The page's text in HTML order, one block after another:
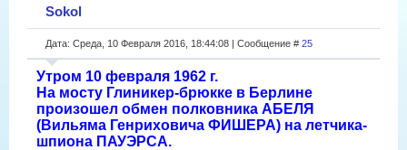
Sokol
Дата: Среда, 10 Февраля 2016, 18:44:08 | Сообщение # 25
Утром 10 февраля 1962 г.
На мосту Глиникер-брюкке в Берлине
произошел обмен полковника АБЕЛЯ
(Вильяма Генриховича ФИШЕРА) на летчика-
шпиона ПАУЭРСА.